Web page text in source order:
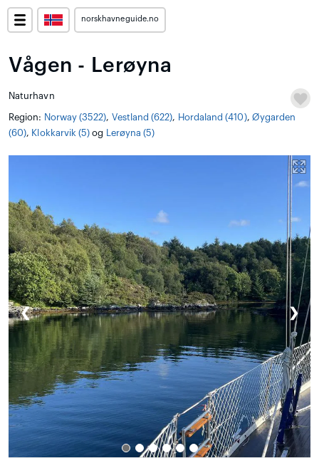
norskhavneguide.no
Vågen - Lerøyna
Naturhavn
Region: Norway (3522), Vestland (622), Hordaland (410), Øygarden
(60), Klokkarvik (5) og Lerøyna (5)
❮ ❯